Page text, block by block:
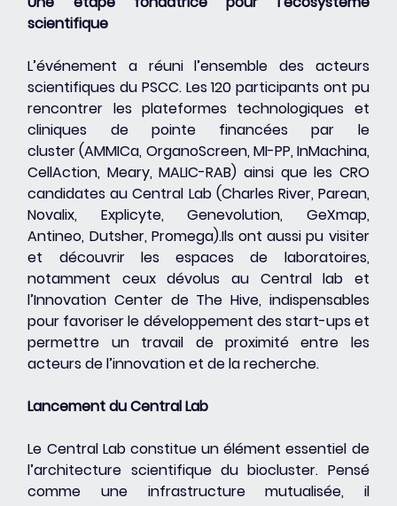
scientifique
L’événement a réuni l’ensemble des acteurs
scientifiques du PSCC. Les 120 participants ont pu
rencontrer les plateformes technologiques et
cliniques de pointe financées par le
cluster (AMMICa, OrganoScreen, MI-PP, InMachina,
CellAction, Meary, MALIC-RAB) ainsi que les CRO
candidates au Central Lab (Charles River, Parean,
Novalix, Explicyte, Genevolution, GeXmap,
Antineo, Dutsher, Promega).Ils ont aussi pu visiter
et découvrir les espaces de laboratoires,
notamment ceux dévolus au Central lab et
l’Innovation Center de The Hive, indispensables
pour favoriser le développement des start-ups et
permettre un travail de proximité entre les
acteurs de l’innovation et de la recherche.
Lancement du Central Lab
Le Central Lab constitue un élément essentiel de
l’architecture scientifique du biocluster. Pensé
comme une infrastructure mutualisée, il